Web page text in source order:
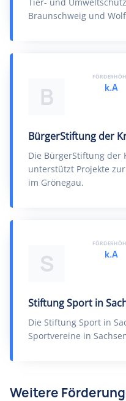
Braunschweig und
B
BürgerStiftung der
Die BürgerStiftung der
unterstützt Projekte
im Grönegau.
k.A
S
Stiftung Sport in
Die Stiftung Sport in
Sportvereine in
k.A
Weitere